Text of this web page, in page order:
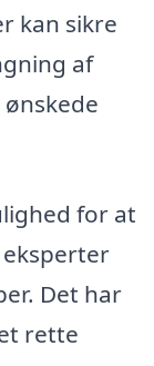
kan sikre
af
for at
Det har
rette